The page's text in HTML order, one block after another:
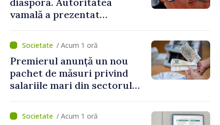
vamală a prezentat
revenirea în țară
/ Acum 1 oră
Premierul anunță un nou
pachet de măsuri privind
salariile mari din sectorul
/ Acum 1 oră